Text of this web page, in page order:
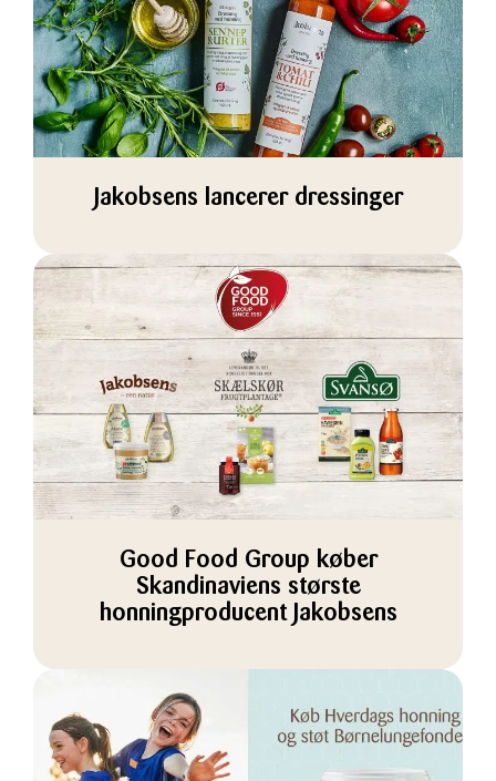
Jakobsens lancerer dressinger
Good Food Group køber
Skandinaviens største
honningproducent Jakobsens